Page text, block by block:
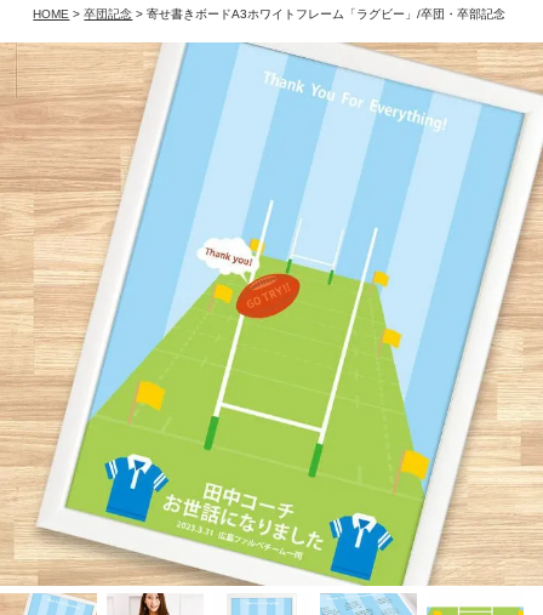
HOME 卒団記念 寄せ書きボードA3ホワイトフレーム「ラグビー」/卒団・卒部記念